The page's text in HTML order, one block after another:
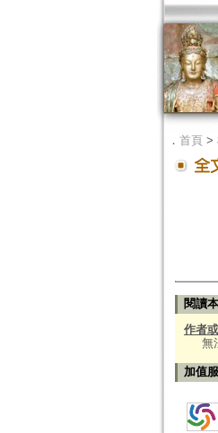
． 首頁>
閱讀
作者
無
加值